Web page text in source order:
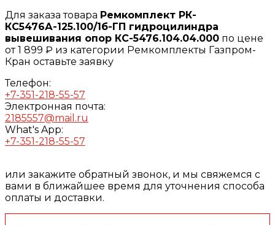
Для заказа товара Ремкомплект РК-
КС5476А-125.100/1б-ГП гидроцилиндра
вывешивания опор КС-5476.104.04.000 по цене
от 1 899 ₽ из категории Ремкомплекты Газпром-
Кран оставьте заявку
Телефон:
+7-351-218-55-57
Электронная почта:
2185557@mail.ru
What's App:
+7-351-218-55-57
или закажите обратный звонок, и мы свяжемся с
вами в ближайшее время для уточнения способа
оплаты и доставки.